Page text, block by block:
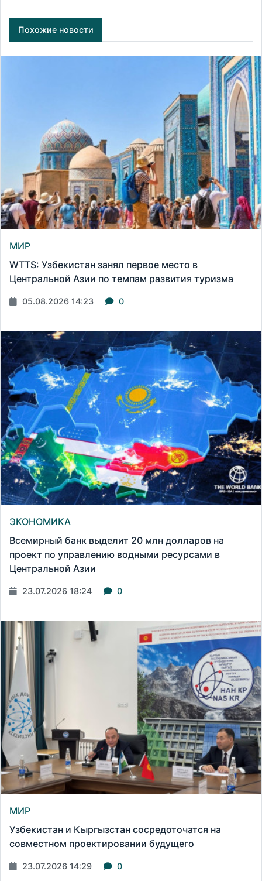
Похожие новости
МИР
WTTS: Узбекистан занял первое место в
Центральной Азии по темпам развития туризма
05.08.2026 14:23 0
ЭКОНОМИКА
Всемирный банк выделит 20 млн долларов на
проект по управлению водными ресурсами в
Центральной Азии
23.07.2026 18:24 0
МИР
Узбекистан и Кыргызстан сосредоточатся на
совместном проектировании будущего
23.07.2026 14:29 0